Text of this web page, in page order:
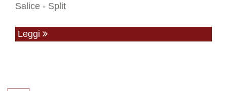
Salice - Split
Leggi